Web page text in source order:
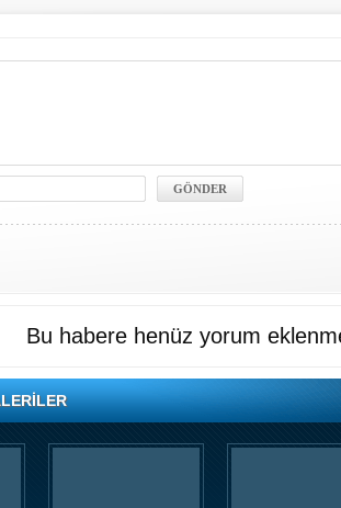
Bu habere henüz yorum